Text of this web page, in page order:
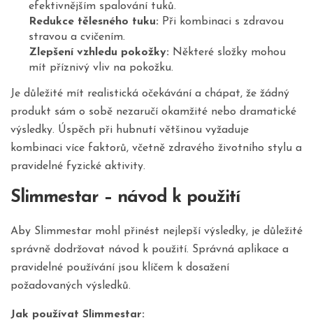
efektivnějším spalování tuků.
Redukce tělesného tuku: Při kombinaci s zdravou
stravou a cvičením.
Zlepšení vzhledu pokožky: Některé složky mohou
mít příznivý vliv na pokožku.
Je důležité mít realistická očekávání a chápat, že žádný
produkt sám o sobě nezaručí okamžité nebo dramatické
výsledky. Úspěch při hubnutí většinou vyžaduje
kombinaci více faktorů, včetně zdravého životního stylu a
pravidelné fyzické aktivity.
Slimmestar – návod k použití
Aby Slimmestar mohl přinést nejlepší výsledky, je důležité
správně dodržovat návod k použití. Správná aplikace a
pravidelné používání jsou klíčem k dosažení
požadovaných výsledků.
Jak používat Slimmestar: